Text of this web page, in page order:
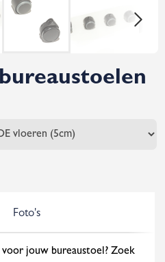
Foto's
jouw bureaustoel? Zoek